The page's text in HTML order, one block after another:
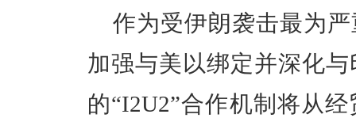
作为受伊朗袭击最为
加强与美以绑定并深化
的“I2U2”合作机制将从